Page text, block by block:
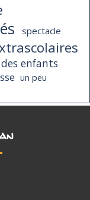
spectacle
enfants
un peu